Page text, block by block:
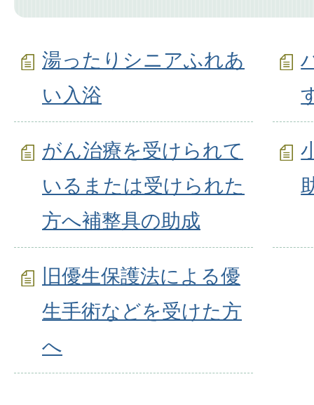
湯ったりシニアふれあ
い入浴
がん治療を受けられて
いるまたは受けられた
方へ補整具の助成
旧優生保護法による優
生手術などを受けた方
へ